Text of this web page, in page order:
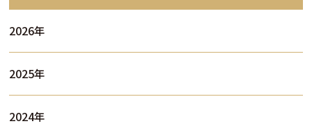
2026年
2025年
2024年